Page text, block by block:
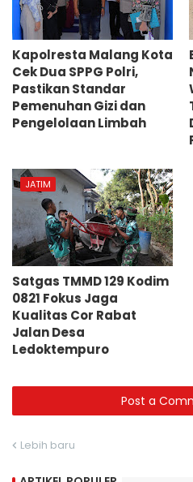
Kapolresta Malang Kota
Cek Dua SPPG Polri,
Pastikan Standar
Pemenuhan Gizi dan
Pengelolaan Limbah
JATIM
Satgas TMMD 129 Kodim
0821 Fokus Jaga
Kualitas Cor Rabat
Jalan Desa
Ledoktempuro
Post a
Lebih baru